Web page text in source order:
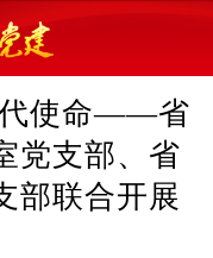
代使命——省
党支部、省
部联合开展